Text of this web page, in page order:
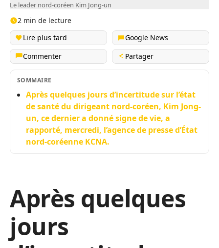
Le leader nord-coréen Kim Jong-un
2 min de lecture
Lire plus tard
Google News
Commenter
Partager
SOMMAIRE
Après quelques jours d’incertitude sur l’état
de santé du dirigeant nord-coréen, Kim Jong-
un, ce dernier a donné signe de vie, a
rapporté, mercredi, l’agence de presse d’État
nord-coréenne KCNA.
Après quelques
jours